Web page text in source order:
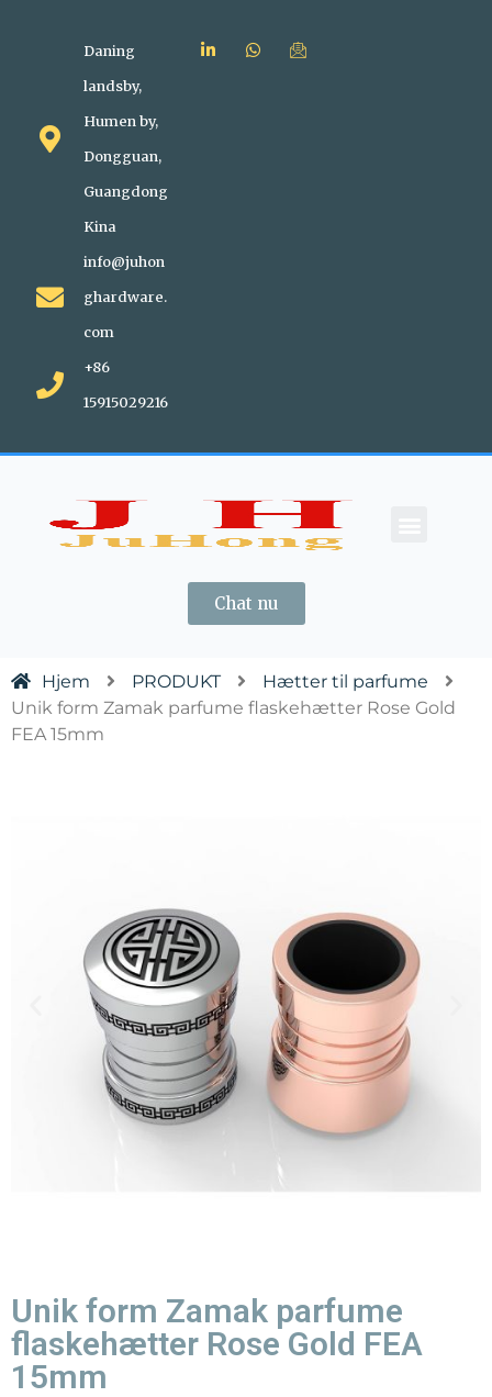
Daning
landsby,
Humen by,
Dongguan,
Guangdong
Kina
info@juhon
ghardware.
com
+86
15915029216
Chat nu
Hjem PRODUKT
Hætter til parfume
Unik form Zamak parfume flaskehætter Rose Gold
FEA 15mm
Unik form Zamak parfume
flaskehætter Rose Gold FEA
15mm